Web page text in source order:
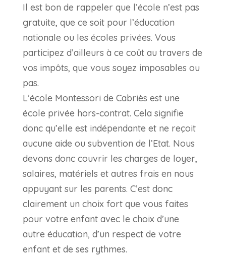
Il est bon de rappeler que l’école n’est pas
gratuite, que ce soit pour l’éducation
nationale ou les écoles privées. Vous
participez d’ailleurs à ce coût au travers de
vos impôts, que vous soyez imposables ou
pas.
L’école Montessori de Cabriès est une
école privée hors-contrat. Cela signifie
donc qu’elle est indépendante et ne reçoit
aucune aide ou subvention de l’Etat. Nous
devons donc couvrir les charges de loyer,
salaires, matériels et autres frais en nous
appuyant sur les parents. C’est donc
clairement un choix fort que vous faites
pour votre enfant avec le choix d’une
autre éducation, d’un respect de votre
enfant et de ses rythmes.